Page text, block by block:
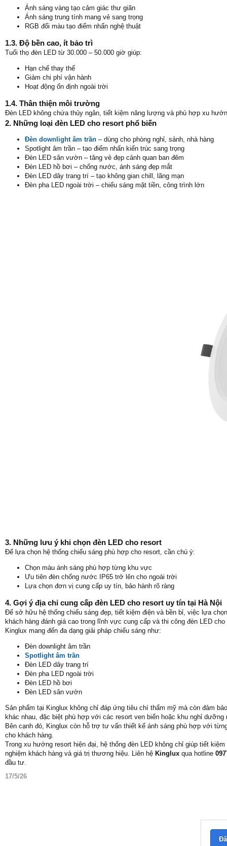
Ánh sáng vàng tạo cảm giác thư giãn
Ánh sáng trung tính mang vẻ sang trọng
RGB đổi màu tạo điểm nhấn nghệ thuật
1.3. Độ bền cao, ít bảo trì
Tuổi thọ đèn LED từ 30.000 – 50.000 giờ giúp:
Hạn chế thay thế
Giảm chi phí vận hành
Hoạt động ổn định ngoài trời
1.4. Thân thiện môi trường
Đèn LED không chứa thủy ngân, tiết kiệm năng lượng và phù hợp xu
2. Những loại đèn LED cho resort phổ biến
Đèn downlight âm trần – dùng cho phòng nghỉ, sảnh, nhà hàng
Spotlight âm trần – tạo điểm nhấn kiến trúc sang trọng
Đèn LED sân vườn – tăng vẻ đẹp cảnh quan ban đêm
Đèn LED hồ bơi – chống nước, ánh sáng đẹp mắt
Đèn LED dây trang trí – tạo không gian chill, lãng mạn
Đèn pha LED ngoài trời – chiếu sáng mặt tiền, công trình lớn
3. Những lưu ý khi chọn đèn LED cho resort
Để lựa chọn hệ thống chiếu sáng phù hợp cho resort, cần chú ý:
Chọn màu ánh sáng phù hợp từng khu vực
Ưu tiên đèn chống nước IP65 trở lên cho ngoài trời
Lựa chọn đơn vị cung cấp uy tín, bảo hành rõ ràng
4. Gợi ý địa chỉ cung cấp đèn LED cho resort uy tín tại Hà Nội
Để sở hữu hệ thống chiếu sáng đẹp, tiết kiệm điện và bền bỉ, việc lựa
khách hàng đánh giá cao trong lĩnh vực cung cấp và thi công đèn LED
Kinglux mang đến đa dạng giải pháp chiếu sáng như:
Đèn downlight âm trần
Spotlight âm trần
Đèn LED dây trang trí
Đèn pha LED ngoài trời
Đèn LED hồ bơi
Đèn LED sân vườn
Sản phẩm tại Kinglux không chỉ đáp ứng tiêu chí thẩm mỹ mà còn đảm
khác nhau, đặc biệt phù hợp với các resort ven biển hoặc khu nghỉ dưỡng
Bên cạnh đó, Kinglux còn hỗ trợ tư vấn thiết kế ánh sáng phù hợp với
cho khách hàng.
Trong xu hướng resort hiện đại, hệ thống đèn LED không chỉ giúp tiết
nghiệm khách hàng và giá trị thương hiệu. Liên hệ Kinglux qua hotline
đầu tư.
17/5/26